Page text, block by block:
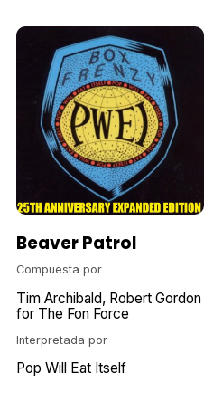
Beaver Patrol
Compuesta por
Tim Archibald Robert Gordon
for The Fon Force
Interpretada por
Pop Will Eat Itself